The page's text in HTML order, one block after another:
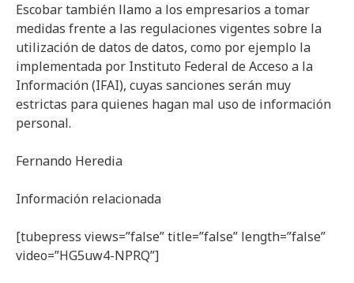
Escobar también llamo a los empresarios a tomar
medidas frente a las regulaciones vigentes sobre la
utilización de datos de datos, como por ejemplo la
implementada por Instituto Federal de Acceso a la
Información (IFAI), cuyas sanciones serán muy
estrictas para quienes hagan mal uso de información
personal.
Fernando Heredia
Información relacionada
[tubepress views=”false” title=”false” length=”false”
video=”HG5uw4-NPRQ”]